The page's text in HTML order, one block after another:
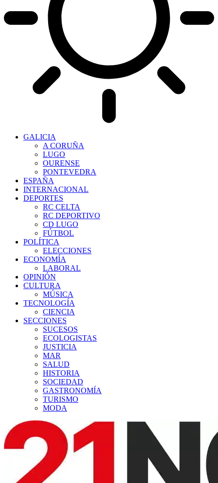
GALICIA
A CORUÑA
LUGO
OURENSE
PONTEVEDRA
ESPAÑA
INTERNACIONAL
DEPORTES
RC CELTA
RC DEPORTIVO
CD LUGO
FÚTBOL
POLÍTICA
ELECCIONES
ECONOMÍA
LABORAL
OPINIÓN
CULTURA
MÚSICA
TECNOLOGÍA
CIENCIA
SECCIONES
SUCESOS
ECOLOGISTAS
JUSTICIA
MAR
SALUD
HISTORIA
SOCIEDAD
GASTRONOMÍA
TURISMO
MODA